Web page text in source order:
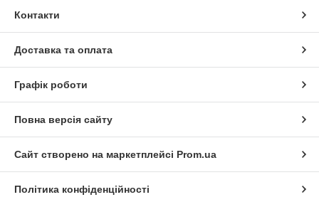
Контакти
Доставка та оплата
Графік роботи
Повна версія сайту
Сайт створено на маркетплейсі Prom.ua
Політика конфіденційності